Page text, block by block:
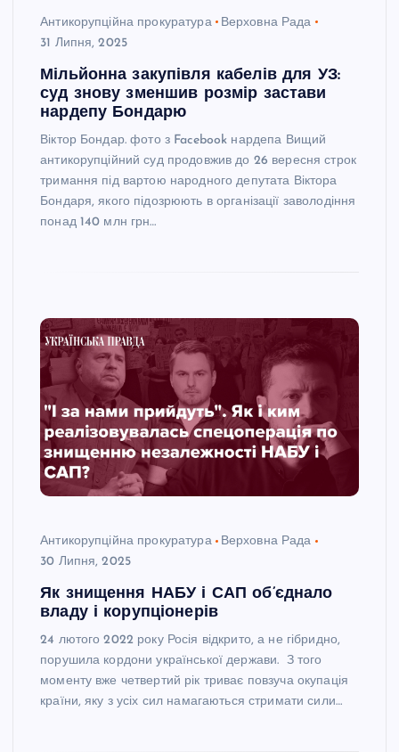
Антикорупційна прокуратура
Верховна Рада
31 Липня, 2025
Мільйонна закупівля кабелів для УЗ:
суд знову зменшив розмір застави
нардепу Бондарю
Віктор Бондар. фото з Facebook нардепа Вищий
антикорупційний суд продовжив до 26 вересня строк
тримання під вартою народного депутата Віктора
Бондаря, якого підозрюють в організації заволодіння
понад 140 млн грн…
Антикорупційна прокуратура
Верховна Рада
30 Липня, 2025
Як знищення НАБУ і САП об’єднало
владу і корупціонерів
24 лютого 2022 року Росія відкрито, а не гібридно,
порушила кордони української держави. З того
моменту вже четвертий рік триває повзуча окупація
країни, яку з усіх сил намагаються стримати сили…